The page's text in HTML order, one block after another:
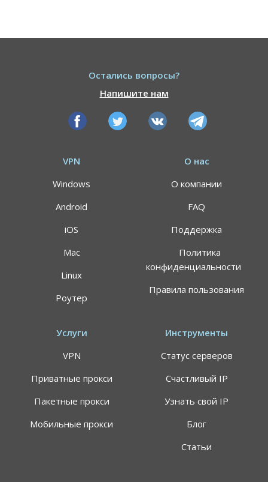
Остались вопросы?
Напишите нам
VPN
Windows
Android
iOS
Mac
Linux
Роутер
О нас
О компании
FAQ
Поддержка
Политика
конфиденциальности
Правила пользования
Услуги
VPN
Приватные прокси
Пакетные прокси
Мобильные прокси
Инструменты
Статус серверов
Счастливый IP
Узнать свой IP
Блог
Статьи